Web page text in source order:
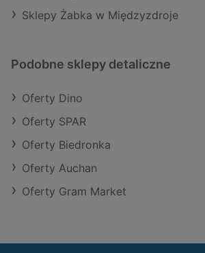
Sklepy Żabka w Międzyzdroje
Podobne sklepy detaliczne
Oferty Dino
Oferty SPAR
Oferty Biedronka
Oferty Auchan
Oferty Gram Market